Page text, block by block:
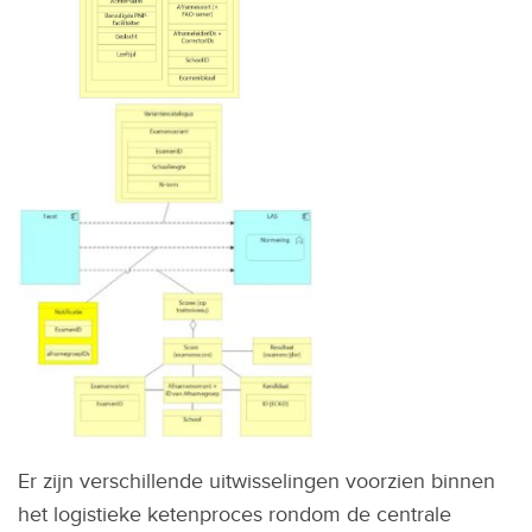
Er zijn verschillende uitwisselingen voorzien binnen
het logistieke ketenproces rondom de centrale